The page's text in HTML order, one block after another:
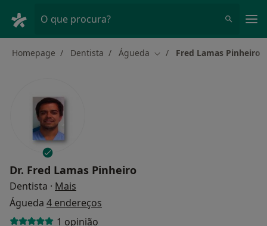
O que procura?
Homepage Dentista Águeda Mudar de cidade
Fred Lamas Pinheiro
Dr. Fred Lamas Pinheiro
Dentista · Mais
Águeda 4 endereços
1 opinião